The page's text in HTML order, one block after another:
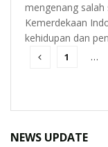
mengenang
Kemerdekaan
kehidupan dan
1 …
NEWS UPDATE